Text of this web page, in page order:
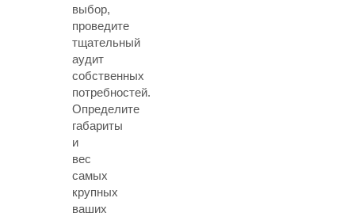
выбор,
проведите
тщательный
аудит
собственных
потребностей.
Определите
габариты
и
вес
самых
крупных
ваших